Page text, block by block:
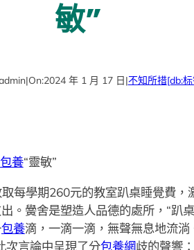
敏”
|On:2024 年 1 月 17 日|不知所措[db:
包養“靈敏”
每學期260元的教室趴桌睡覺費
。黌舍是塑造人品德的處所，“趴
包養滴，一滴一滴，無聲無息地流淌
次言論中呈現了分包養網歧的聲響